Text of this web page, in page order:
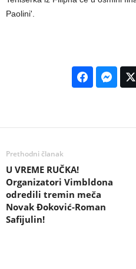
Paolini'.
Prethodni članak
U VREME RUČKA!
Organizatori Vimbldona
odredili tremin meča
Novak Đoković-Roman
Safijulin!